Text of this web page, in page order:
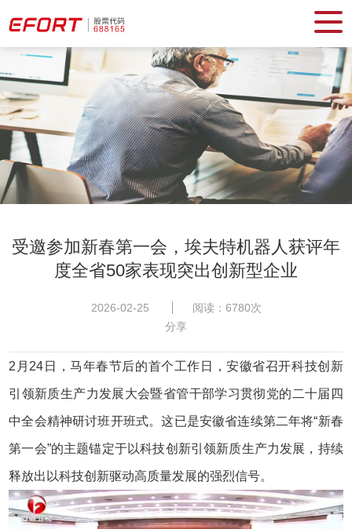
受邀参加新春第一会，埃夫特机器人获评年
度全省50家表现突出创新型企业
2026-02-25
阅读：6780次
分享
2月24日，马年春节后的首个工作日，安徽省召开科技创新
引领新质生产力发展大会暨省管干部学习贯彻党的二十届四
中全会精神研讨班开班式。这已是安徽省连续第二年将“新春
第一会”的主题锚定于以科技创新引领新质生产力发展，持续
释放出以科技创新驱动高质量发展的强烈信号。